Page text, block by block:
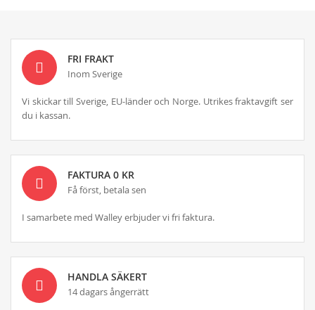
FRI FRAKT
Inom Sverige
Vi skickar till Sverige, EU-länder och Norge. Utrikes fraktavgift ser
du i kassan.
FAKTURA 0 KR
Få först, betala sen
I samarbete med Walley erbjuder vi fri faktura.
HANDLA SÄKERT
14 dagars ångerrätt